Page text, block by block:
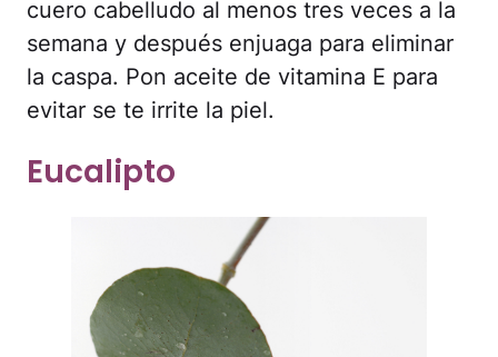
cuero cabelludo al menos tres veces a la
semana y después enjuaga para eliminar
la caspa. Pon aceite de vitamina E para
evitar se te irrite la piel.
Eucalipto